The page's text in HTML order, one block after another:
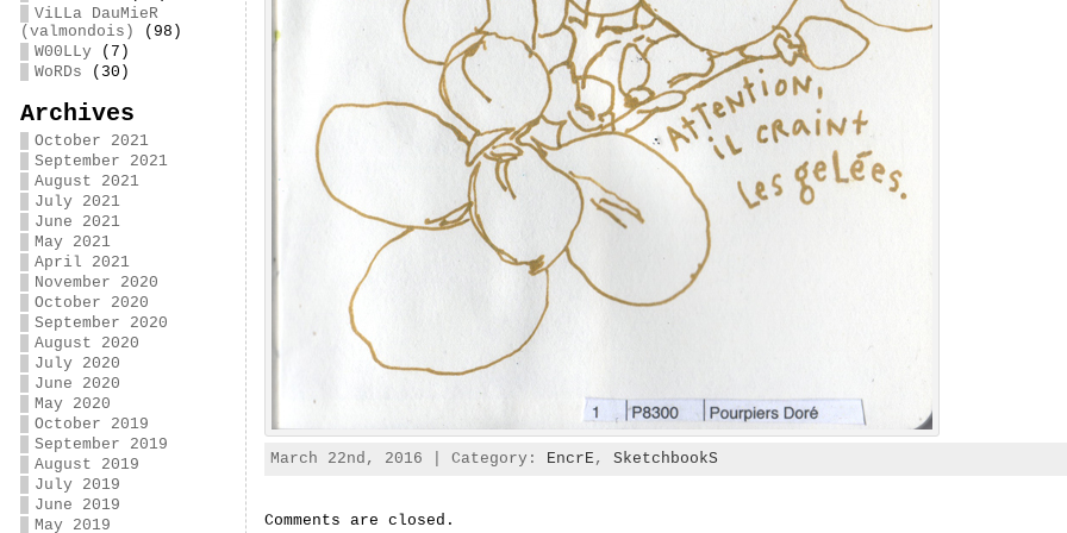
ViLLa DauMieR
(valmondois)
(98)
W00LLy(7)
WoRDs (30)
Archives
October 2021
September 2021
August 2021
July 2021
June 2021
May 2021
April 2021
November 2020
October 2020
September 2020
August 2020
July 2020
June 2020
May 2020
October 2019
September 2019
August 2019
July 2019
June 2019
May 2019
March 22nd, 2016 | Category: EncrE , SketchbookS
Comments are closed.